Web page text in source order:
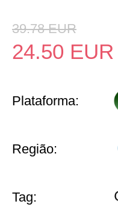
39.78 EUR
24.50 EUR
Plataforma:
Região:
Tag: